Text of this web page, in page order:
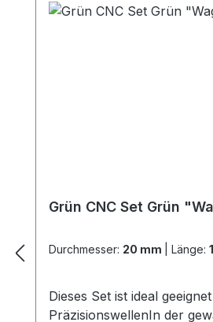
Grün CNC Set Grün
Durchmesser: 20 mm Länge:
Dieses Set ist ideal
PräzisionswellenIn der